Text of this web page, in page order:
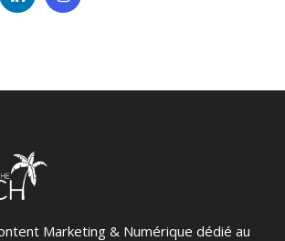
Marketing & Numérique dédié au